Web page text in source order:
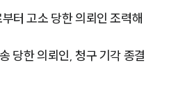
터 고소 당한 의뢰인 조력해
당한 의뢰인, 청구 기각 종결